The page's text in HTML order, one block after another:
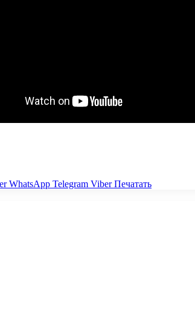
WhatsApp Telegram Viber Печатать